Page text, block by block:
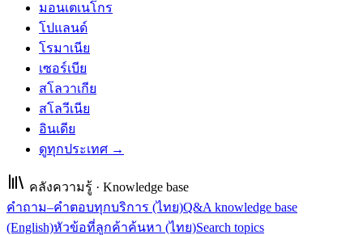
มอนเตเนโกร
โปแลนด์
โรมาเนีย
เซอร์เบีย
สโลวาเกีย
สโลวีเนีย
อินเดีย
ดูทุกประเทศ →
คลังความรู้ · Knowledge base
คำถาม–คำตอบทุกบริการ (ไทย)Q&A knowledge base
(English)หัวข้อที่ลูกค้าค้นหา (ไทย)Search topics